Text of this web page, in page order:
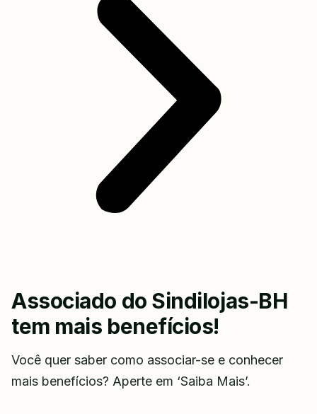
Associado do Sindilojas-BH
tem mais benefícios!
Você quer saber como associar-se e conhecer
mais benefícios? Aperte em ‘Saiba Mais’.